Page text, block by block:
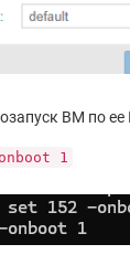
ВМ по ее
1